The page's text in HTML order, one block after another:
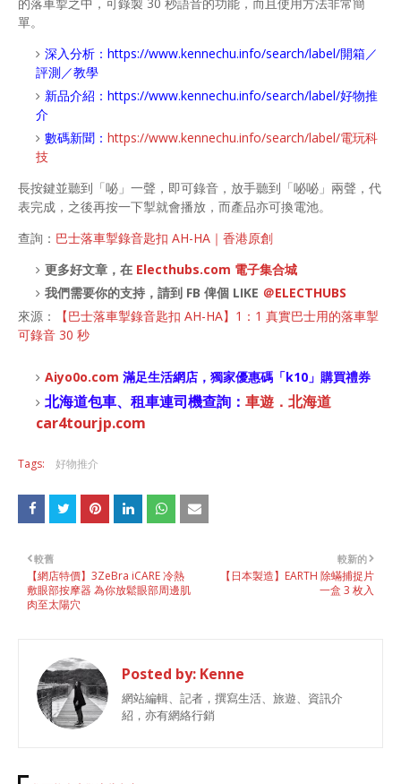
單。
深入分析： https://www.kennechu.info/search/label/開箱／
評測／教學
新品介紹： https://www.kennechu.info/search/label/好物推
介
數碼新聞： https://www.kennechu.info/search/label/電玩科
技
長按鍵並聽到「咇」一聲，即可錄音，放手聽到「咇咇」兩聲，代
表完成，之後再按一下掣就會播放，而產品亦可換電池。
查詢： 巴士落車掣錄音匙扣 AH-HA｜香港原創
更多好文章，在 Electhubs.com 電子集合城
我們需要你的支持，請到 FB 俾個 LIKE ＠ELECTHUBS
來源：
【巴士落車掣錄音匙扣 AH-HA】1：1 真實巴士用的落車掣
可錄音 30 秒
Aiyo0o.com 滿足生活網店， 獨家優惠碼「k10 」購買禮券
北海道包車、租車連司機查詢： 車遊．北海道
car4tourjp.com
Tags: 好物推介
較新的
【日本製造】EARTH 除蟎捕捉片
一盒 3 枚入
較舊
【網店特價】3ZeBra iCARE 冷熱
敷眼部按摩器 為你放鬆眼部周邊肌
肉至太陽穴
Posted by: Kenne
網站編輯、記者，撰寫生活、旅遊、資訊介
紹，亦有網絡行銷